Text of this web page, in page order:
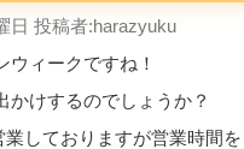
日 投稿者:harazyuku
ウィークですね！
かけするのでしょうか？
しておりますが営業時間を